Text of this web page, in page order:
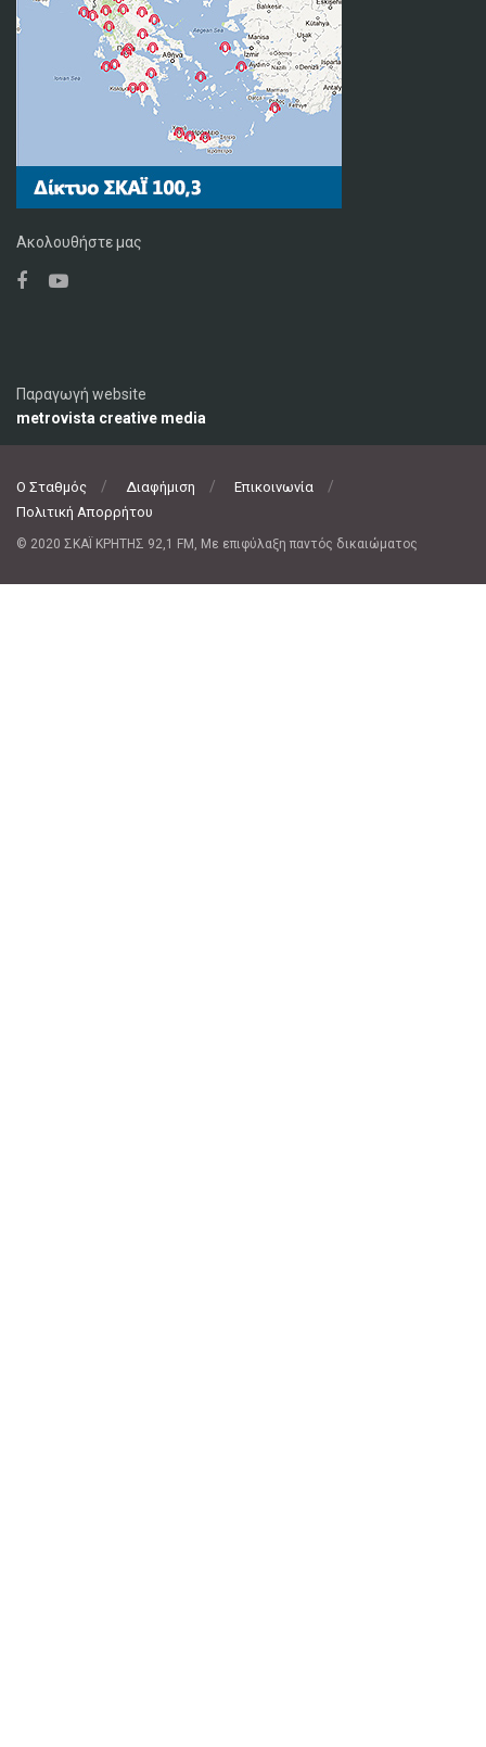
Ακολουθήστε μας
Παραγωγή website
metrovista creative media
Ο Σταθμός Διαφήμιση
Επικοινωνία
Πολιτική Απορρήτου
© 2020 ΣΚΑΪ ΚΡΗΤΗΣ 92,1 FM, Με επιφύλαξη παντός δικαιώματος